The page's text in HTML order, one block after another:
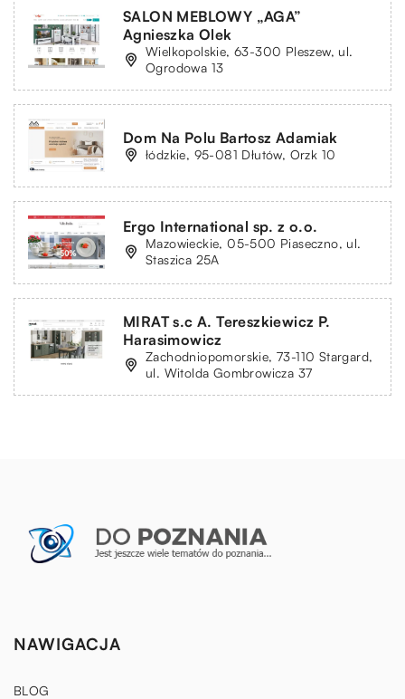
SALON MEBLOWY „AGA”
Agnieszka Olek
Wielkopolskie, 63-300 Pleszew, ul.
Ogrodowa 13
Dom Na Polu Bartosz Adamiak
łódzkie, 95-081 Dłutów, Orzk 10
Ergo International sp. z o.o.
Mazowieckie, 05-500 Piaseczno, ul.
Staszica 25A
MIRAT s.c A. Tereszkiewicz P.
Harasimowicz
Zachodniopomorskie, 73-110 Stargard,
ul. Witolda Gombrowicza 37
NAWIGACJA
BLOG